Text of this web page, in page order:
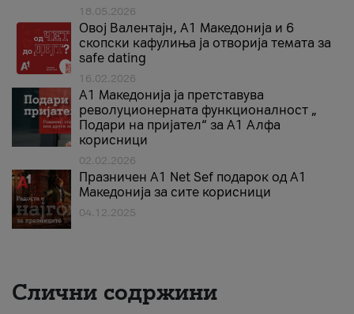
18.05.2026
Овој Валентајн, A1 Македонија и 6
скопски кафулиња ја отворија темата за
safe dating
16.02.2026
А1 Македонија ја претставува
револуционерната функционалност „
Подари на пријател“ за А1 Алфа
корисници
02.02.2026
Празничен A1 Net Sеf подарок од А1
Македонија за сите корисници
04.12.2025
Слични содржини